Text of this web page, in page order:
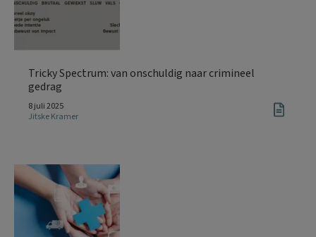
Tricky Spectrum: van onschuldig naar crimineel
gedrag
8 juli 2025
Jitske Kramer